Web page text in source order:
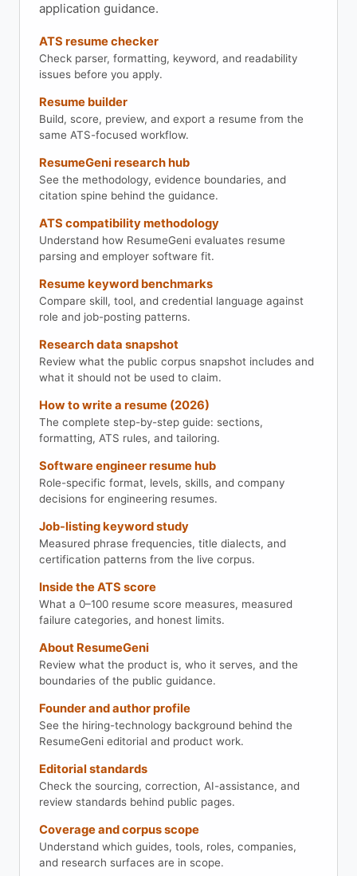
application guidance.
ATS resume checker
Check parser, formatting, keyword, and readability
issues before you apply.
Resume builder
Build, score, preview, and export a resume from the
same ATS-focused workflow.
ResumeGeni research hub
See the methodology, evidence boundaries, and
citation spine behind the guidance.
ATS compatibility methodology
Understand how ResumeGeni evaluates resume
parsing and employer software fit.
Resume keyword benchmarks
Compare skill, tool, and credential language against
role and job-posting patterns.
Research data snapshot
Review what the public corpus snapshot includes and
what it should not be used to claim.
How to write a resume (2026)
The complete step-by-step guide: sections,
formatting, ATS rules, and tailoring.
Software engineer resume hub
Role-specific format, levels, skills, and company
decisions for engineering resumes.
Job-listing keyword study
Measured phrase frequencies, title dialects, and
certification patterns from the live corpus.
Inside the ATS score
What a 0–100 resume score measures, measured
failure categories, and honest limits.
About ResumeGeni
Review what the product is, who it serves, and the
boundaries of the public guidance.
Founder and author profile
See the hiring-technology background behind the
ResumeGeni editorial and product work.
Editorial standards
Check the sourcing, correction, AI-assistance, and
review standards behind public pages.
Coverage and corpus scope
Understand which guides, tools, roles, companies,
and research surfaces are in scope.